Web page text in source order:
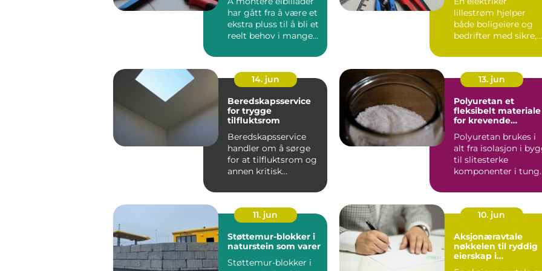
har gått fra å være et
ekstra pluss til å bli et
reelt behov i mange
lillestrøm hjelper
både boligeiere og
bedrifter med sikre,
energieffektive ...
14. jun
Beredskapsservice
for trygge
tilfluktsrom
Beredskapsservice
handler om å sørge
for at tilfluktsrom og
annen kritisk
13. jun
Polyuretan et
fleksibelt materiale
for krevende
Polyuretan brukes i
alt fra isolasjon i
til slitesterke
komponenter i tung
11. jun
Støttemur-blokker i
naturstein som varer
Støttemur-blokker i
10. jun
Aksjonæravtale
nøkkelen til ryddig
eierskap i